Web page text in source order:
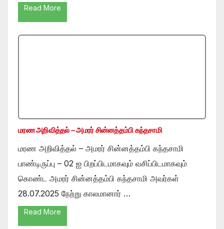
Read More
மரண அறிவித்தல் – அமரர் சின்னத்தம்பி கந்தசாமி
மரண அறிவித்தல் – அமரர் சின்னத்தம்பி கந்தசாமி
பாண்டிருப்பு – 02 ஐ பிறப்பிடமாகவும் வசிப்பிடமாகவும்
கொண்ட அமரர் சின்னத்தம்பி கந்தசாமி அவர்கள்
28.07.2025 நேற்று காலமானார் …
Read More